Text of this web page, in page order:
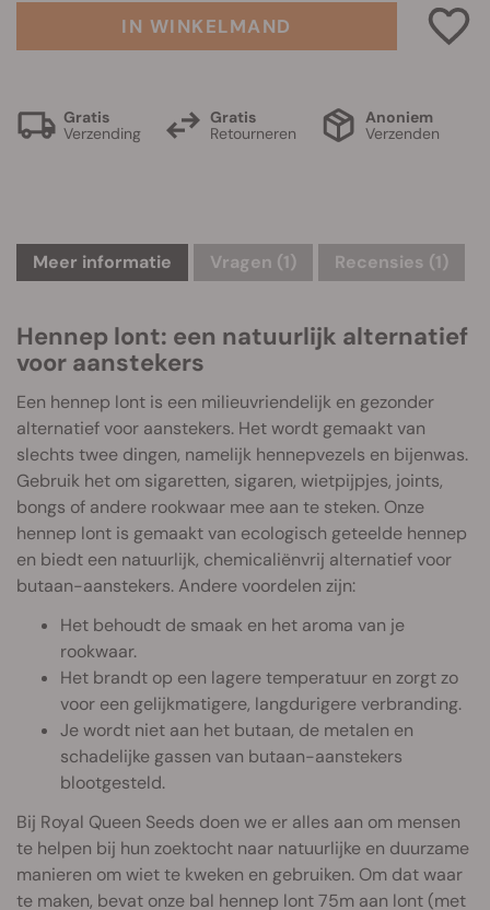
IN WINKELMAND
Gratis
Verzending
Gratis
Retourneren
Anoniem
Verzenden
Meer informatie Vragen (1) Recensies (1)
Hennep lont: een natuurlijk alternatief
voor aanstekers
Een hennep lont is een milieuvriendelijk en gezonder
alternatief voor aanstekers. Het wordt gemaakt van
slechts twee dingen, namelijk hennepvezels en bijenwas.
Gebruik het om sigaretten, sigaren, wietpijpjes, joints,
bongs of andere rookwaar mee aan te steken. Onze
hennep lont is gemaakt van ecologisch geteelde hennep
en biedt een natuurlijk, chemicaliënvrij alternatief voor
butaan-aanstekers. Andere voordelen zijn:
Het behoudt de smaak en het aroma van je
rookwaar.
Het brandt op een lagere temperatuur en zorgt zo
voor een gelijkmatigere, langdurigere verbranding.
Je wordt niet aan het butaan, de metalen en
schadelijke gassen van butaan-aanstekers
blootgesteld.
Bij Royal Queen Seeds doen we er alles aan om mensen
te helpen bij hun zoektocht naar natuurlijke en duurzame
manieren om wiet te kweken en gebruiken. Om dat waar
te maken, bevat onze bal hennep lont 75m aan lont (met